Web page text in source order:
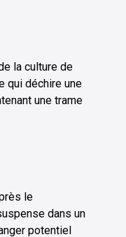
la culture de
qui déchire une
une trame
le
dans un
potentiel